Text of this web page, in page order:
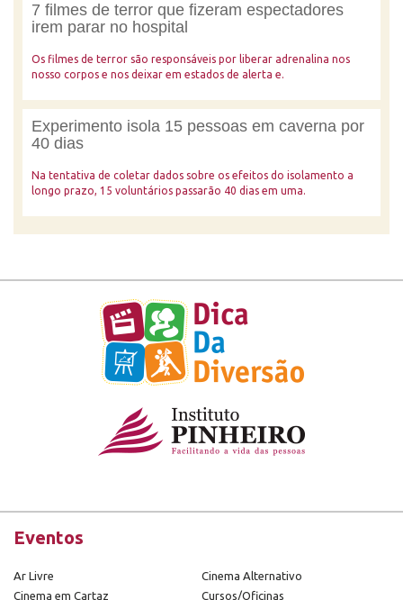
7 filmes de terror que fizeram espectadores
irem parar no hospital
Os filmes de terror são responsáveis por liberar adrenalina nos
nosso corpos e nos deixar em estados de alerta e.
Experimento isola 15 pessoas em caverna por
40 dias
Na tentativa de coletar dados sobre os efeitos do isolamento a
longo prazo, 15 voluntários passarão 40 dias em uma.
Eventos
Ar Livre
Cinema Alternativo
Cinema em Cartaz
Cursos/Oficinas